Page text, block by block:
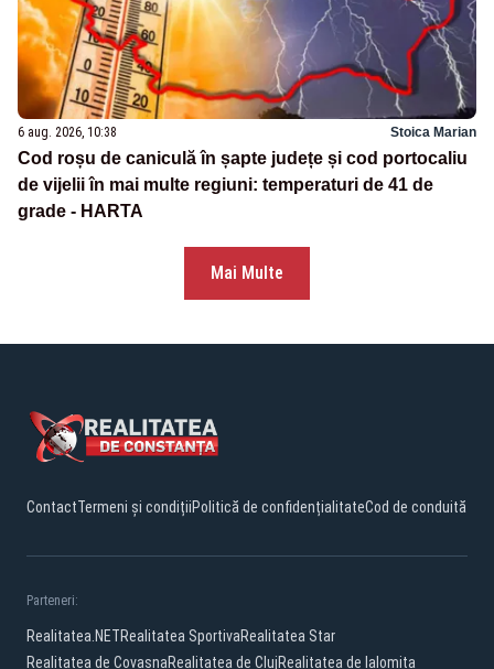
6 aug. 2026, 10:38 Stoica Marian
Cod roșu de caniculă în șapte județe și cod portocaliu
de vijelii în mai multe regiuni: temperaturi de 41 de
grade - HARTA
Mai Multe
ContactTermeni și condițiiPolitică de confidențialitateCod de conduită
Parteneri:
Realitatea.NETRealitatea SportivaRealitatea Star
Realitatea de CovasnaRealitatea de ClujRealitatea de Ialomita